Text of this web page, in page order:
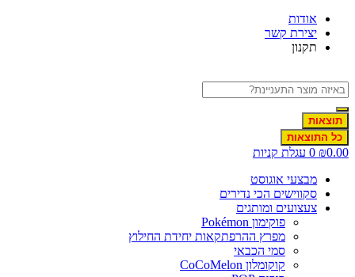
אודות
יצירת קשר
תקנון
תוצאות
כל התוצאות
₪0.00
0 עגלת קניות
מבצעי אוגוסט
סקווישים הכי נדירים
צעצועים ומותגים
פוקימון Pokémon
מפרץ ההרפתקאות יחידת החילוץ
סמי הכבאי
קוקומלון CoCoMelon